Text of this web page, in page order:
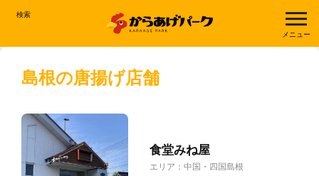
検索
メニュー
島根の唐揚げ店舗
食堂みね屋
エリア： 中国・四国島根